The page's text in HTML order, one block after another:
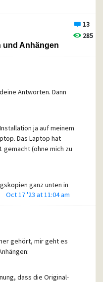
ansetzen könnte?
13
285
Anhängen
Antworten. Dann
ja auf meinem
Das Laptop hat
gemacht (ohne mich zu
ganz unten in
Anhänge nebst
es gerade nicht
Oct 17 '23 at 11:04 am
gehört, mir geht es
dass die Original-